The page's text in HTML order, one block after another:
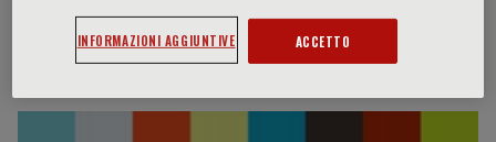
Entrevistas en vídeo
INFORMAZIONI AGGIUNTIVE ACCETTO